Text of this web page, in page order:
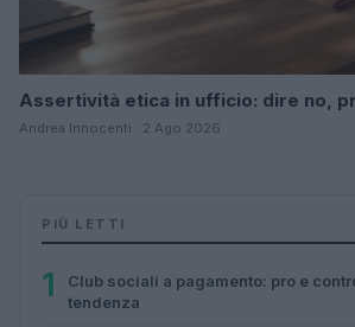
Assertività etica in ufficio: dire no,
Andrea Innocenti · 2 Ago 2026
PIÙ LETTI
1
Club sociali a pagamento: pro e
tendenza